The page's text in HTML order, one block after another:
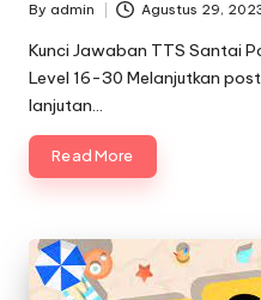
Posted
by
By admin Agustus 29,
Kunci Jawaban TTS Santai
Level 16-30 Melanjutkan
lanjutan…
Read More